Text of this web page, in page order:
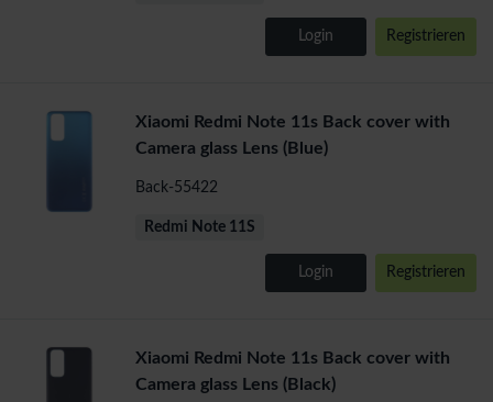
Login Registrieren
Xiaomi Redmi Note 11s Back cover with
Camera glass Lens (Blue)
Back-55422
Redmi Note 11S
Login Registrieren
Xiaomi Redmi Note 11s Back cover with
Camera glass Lens (Black)